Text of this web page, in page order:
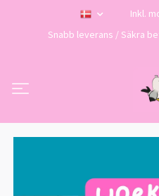
Inkl.
Snabb leverans / Säkra